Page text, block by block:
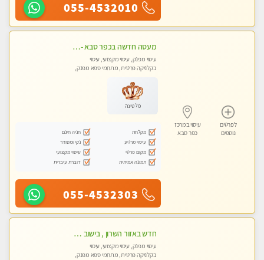
055-4532010
לפרטים
נוספים
עיסוי במרכז
כפר סבא
מעסה חדשה בכפר סבא -מומלץ לחלוטין!!!! מעסה מקצועית צעירה ואיכותית פרטי!!!
עיסוי מפנק, עיסוי מקצועי, עיסוי
בקלניקה פרטית, מתחמי ספא מפנק,
פלטינה
מקלחת
חניה חינם
עיסוי מרגיע
נקי ומסודר
מקום פרטי
עיסוי מקצועי
תמונה אמיתית
דוברת עיברית
055-4532303
חדש באזור השרון , בישוב ניצני עוז ! נבחרת מטפלות ומטפלים -טלגרם @e_itan
עיסוי מפנק, עיסוי מקצועי, עיסוי
בקלניקה פרטית, מתחמי ספא מפנק,